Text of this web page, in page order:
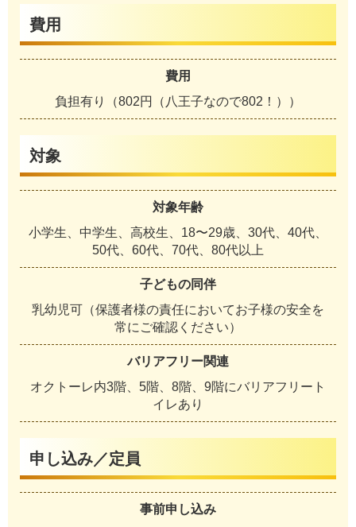
費用
費用
負担有り（802円（八王子なので802！））
対象
対象年齢
小学生、中学生、高校生、18〜29歳、30代、40代、
50代、60代、70代、80代以上
子どもの同伴
乳幼児可（保護者様の責任においてお子様の安全を
常にご確認ください）
バリアフリー関連
オクトーレ内3階、5階、8階、9階にバリアフリート
イレあり
申し込み／定員
事前申し込み